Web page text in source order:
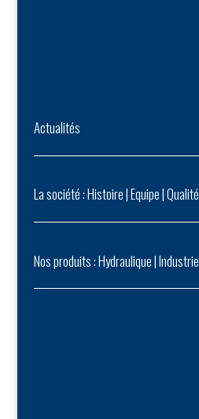
Actualités
La société :Histoire|Equipe|Qualité
Nos produits :Hydraulique|Industrie